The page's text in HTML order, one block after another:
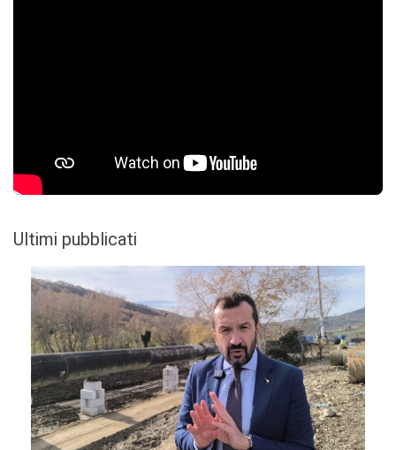
Ultimi pubblicati